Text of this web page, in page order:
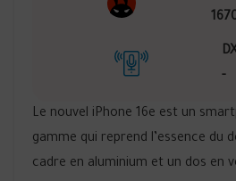
-
Le nouvel iPhone 16e est un
gamme qui reprend l’essence du
cadre en aluminium et un dos en